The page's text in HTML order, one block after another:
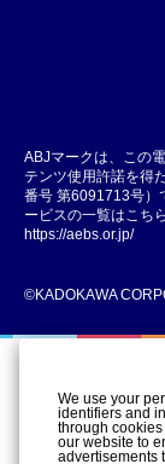
ABJマークは、この
テンツ使用許諾を得
番号 第6091713号）
ービスの一覧はこちら
https://aebs.or.jp/
©KADOKAWA
We use your
identifiers and
through
our website to
advertisements